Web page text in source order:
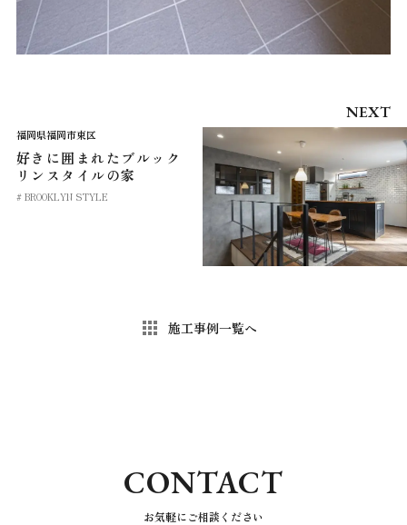
NEXT
福岡県福岡市東区
好きに囲まれたブルック
リンスタイルの家
# BROOKLYN STYLE
施工事例一覧へ
CONTACT
お気軽にご相談ください